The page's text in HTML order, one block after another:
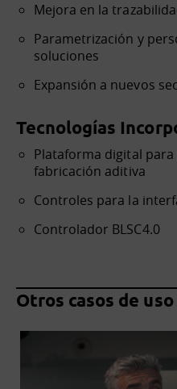
Mejora en la
Parametrización y
soluciones
Expansión a nuevos
Tecnologías
Plataforma digital
fabricación aditiva
Controles para la
Controlador BLSC4.0
Otros casos de